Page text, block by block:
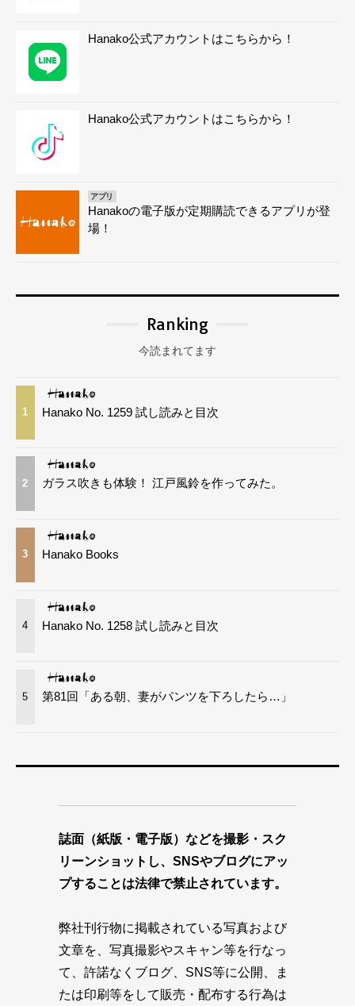
Hanako公式アカウントはこちらから！
Hanako公式アカウントはこちらから！
アプリ
Hanakoの電子版が定期購読できるアプリが登
場！
Ranking
今読まれてます
1 Hanako No. 1259 試し読みと目次
2 ガラス吹きも体験！ 江戸風鈴を作ってみた。
3 Hanako Books
4 Hanako No. 1258 試し読みと目次
5 第81回「ある朝、妻がパンツを下ろしたら…」
誌面（紙版・電子版）などを撮影・スク
リーンショットし、SNSやブログにアッ
プすることは法律で禁止されています。
弊社刊行物に掲載されている写真および
文章を、写真撮影やスキャン等を行なっ
て、許諾なくブログ、SNS等に公開、ま
たは印刷等をして販売・配布する行為は